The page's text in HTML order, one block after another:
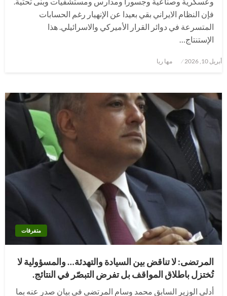
فإن النظام الايراني بقي بعيدا عن الإنهيار رغم الحسابات
المتسرعة في دوائر القرار الأميركي والاسرائيلي. هذا
الإستنتاج…
نُشر
في
أبريل 10, 2026 مها ريا
متفرقات
المرتضى: لا تناقض بين السيادة والتهدئة… والمسؤولية لا
تُختزل باطلاق المواقف بل تفرض التبصّر في النتائج.
أدلى الوزير السابق محمد وسام المرتضى في بيانٍ صدر عنه بما